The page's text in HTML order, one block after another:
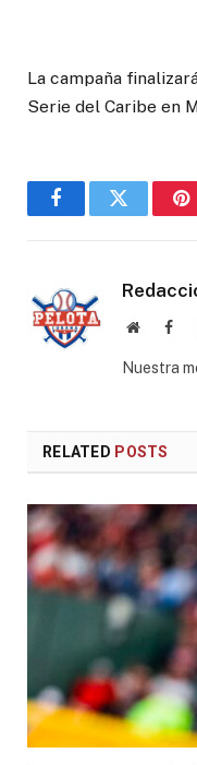
La campaña
Serie del Caribe en
FacebookTwitter
Website
Nuestra
RELATED POSTS